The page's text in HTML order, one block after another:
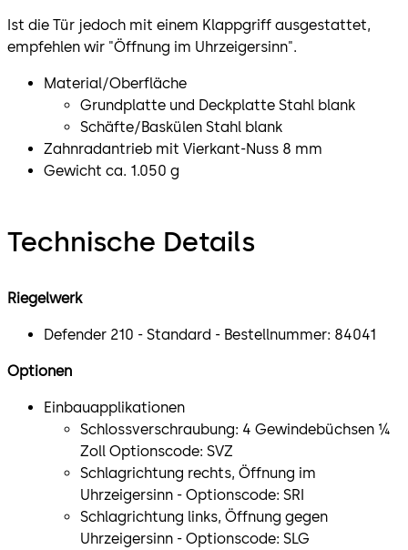
Ist die Tür jedoch mit einem Klappgriff ausgestattet,
empfehlen wir "Öffnung im Uhrzeigersinn".
Material/Oberfläche
Grundplatte und Deckplatte Stahl blank
Schäfte/Baskülen Stahl blank
Zahnradantrieb mit Vierkant-Nuss 8 mm
Gewicht ca. 1.050 g
Technische Details
Riegelwerk
Defender 210 - Standard - Bestellnummer: 84041
Optionen
Einbauapplikationen
Schlossverschraubung: 4 Gewindebüchsen ¼
Zoll Optionscode: SVZ
Schlagrichtung rechts, Öffnung im
Uhrzeigersinn - Optionscode: SRI
Schlagrichtung links, Öffnung gegen
Uhrzeigersinn - Optionscode: SLG